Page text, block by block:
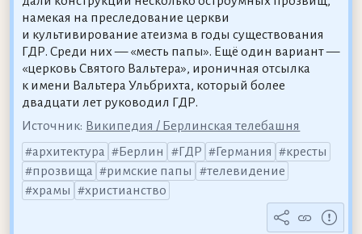
намекая на преследование церкви
и культивирование атеизма в годы существования
ГДР. Среди них — «месть папы». Ещё один вариант —
«церковь Святого Вальтера», ироничная отсылка
к имени Вальтера Ульбрихта, который более
двадцати лет руководил ГДР.
Источник: Википедия / Берлинская телебашня
архитектура
Берлин ГДР Германия
кресты
прозвища
римские папы
телевидение
храмы
христианство